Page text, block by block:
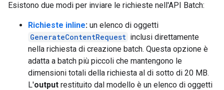
Esistono due modi per inviare le richieste nell'API Batch:
Richieste inline: un elenco di oggetti
GenerateContentRequest inclusi direttamente
nella richiesta di creazione batch. Questa opzione è
adatta a batch più piccoli che mantengono le
dimensioni totali della richiesta al di sotto di 20 MB.
L'output restituito dal modello è un elenco di oggetti